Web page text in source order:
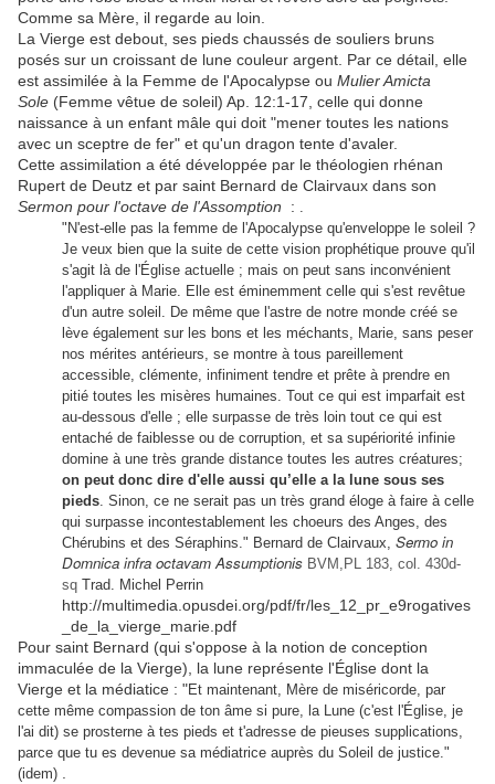
Comme sa Mère, il regarde au loin.
La Vierge est debout, ses pieds chaussés de souliers bruns
posés sur un croissant de lune couleur argent. Par ce détail, elle
est assimilée à la Femme de l'Apocalypse ou Mulier Amicta
Sole (Femme vêtue de soleil) Ap. 12:1-17, celle qui donne
naissance à un enfant mâle qui doit "mener toutes les nations
avec un sceptre de fer" et qu'un dragon tente d'avaler.
Cette assimilation a été développée par le théologien rhénan
Rupert de Deutz et par saint Bernard de Clairvaux dans son
Sermon pour l'octave de l'Assomption : .
"N'est-elle pas la femme de l'Apocalypse qu'enveloppe le soleil ?
Je veux bien que la suite de cette vision prophétique prouve qu'il
s'agit là de l'Église actuelle ; mais on peut sans inconvénient
l'appliquer à Marie. Elle est éminemment celle qui s'est revêtue
d'un autre soleil. De même que l'astre de notre monde créé se
lève également sur les bons et les méchants, Marie, sans peser
nos mérites antérieurs, se montre à tous pareillement
accessible, clémente, infiniment tendre et prête à prendre en
pitié toutes les misères humaines. Tout ce qui est imparfait est
au-dessous d'elle ; elle surpasse de très loin tout ce qui est
entaché de faiblesse ou de corruption, et sa supériorité infinie
domine à une très grande distance toutes les autres créatures;
on peut donc dire d'elle aussi qu’elle a la lune sous ses
pieds. Sinon, ce ne serait pas un très grand éloge à faire à celle
qui surpasse incontestablement les choeurs des Anges, des
Chérubins et des Séraphins." Bernard de Clairvaux, Sermo in
Domnica infra octavam Assumptionis BVM,PL 183, col. 430d-
sq Trad. Michel Perrin
http://multimedia.opusdei.org/pdf/fr/les_12_pr_e9rogatives
_de_la_vierge_marie.pdf
Pour saint Bernard (qui s'oppose à la notion de conception
immaculée de la Vierge), la lune représente l'Église dont la
Vierge et la médiatice : "Et maintenant, Mère de miséricorde, par
cette même compassion de ton âme si pure, la Lune (c'est l'Église, je
l'ai dit) se prosterne à tes pieds et t'adresse de pieuses supplications,
parce que tu es devenue sa médiatrice auprès du Soleil de justice."
(idem)